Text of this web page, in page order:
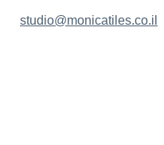
studio@monicatiles.co.il